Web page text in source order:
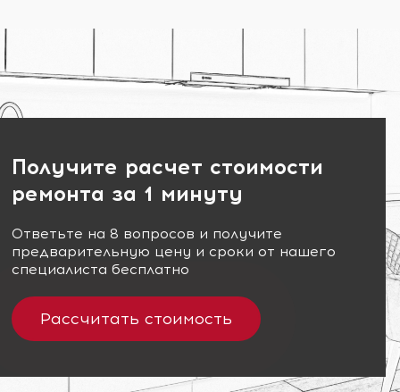
Получите расчет стоимости
ремонта за 1 минуту
Ответьте на 8 вопросов и получите
предварительную цену и сроки от нашего
специалиста бесплатно
Рассчитать стоимость